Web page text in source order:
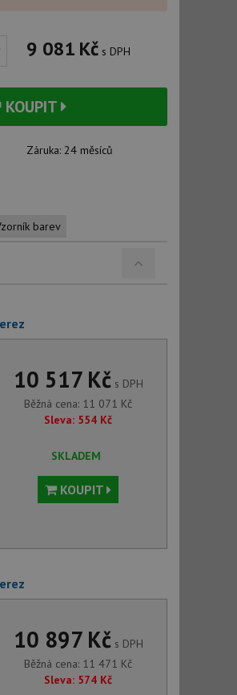
9 081 Kč s DPH
KOUPIT
Záruka:24 měsíců
barev
10 517 Kčs DPH
Běžná cena: 11 071 Kč
Sleva: 554 Kč
SKLADEM
KOUPIT
10 897 Kčs DPH
Běžná cena: 11 471 Kč
Sleva: 574 Kč